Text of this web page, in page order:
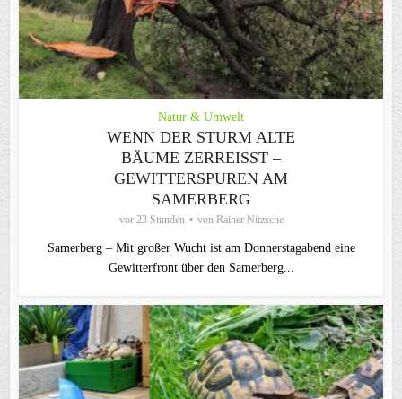
Natur & Umwelt
WENN DER STURM ALTE
BÄUME ZERREISST – G
EWITTERSPUREN AM S
AMERBERG
vor 23 Stunden von Rainer Nitzsche
Samerberg – Mit großer Wucht ist am Donnerstagabend eine
Gewitterfront über den Samerberg...